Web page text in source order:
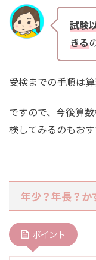
試験
きる
受検までの手順は
ですので、今後算
検してみるのもお
年少？年長？か
ポイント